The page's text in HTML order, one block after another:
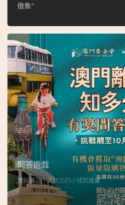
o
吳
榮
恪
徵集”
問答遊戲
邊玩邊答，測試您的小城知識量